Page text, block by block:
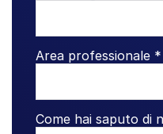
Area professionale *
Come hai saputo di